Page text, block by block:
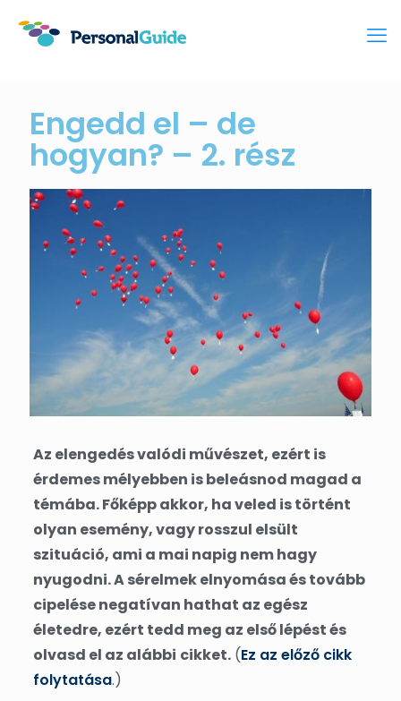
Engedd el – de
hogyan? – 2. rész
Az elengedés valódi művészet, ezért is
érdemes mélyebben is beleásnod magad a
témába. Főképp akkor, ha veled is történt
olyan esemény, vagy rosszul elsült
szituáció, ami a mai napig nem hagy
nyugodni. A sérelmek elnyomása és tovább
cipelése negatívan hathat az egész
életedre, ezért tedd meg az első lépést és
olvasd el az alábbi cikket.(Ez az előző cikk
folytatása.)